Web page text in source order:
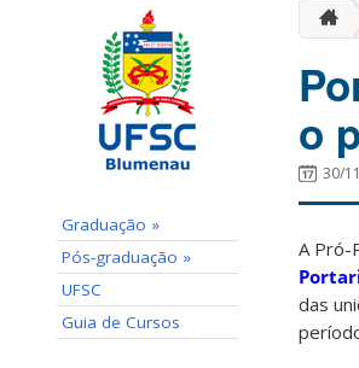
Graduação »
Pós-graduação »
UFSC
Guia de Cursos
o
30/
A Pró-
das